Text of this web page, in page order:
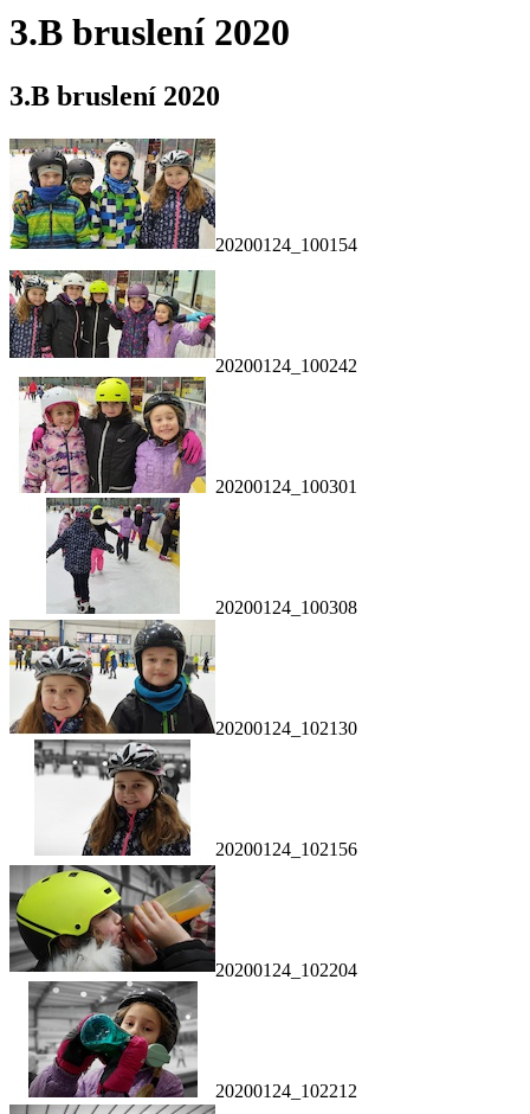
3.B bruslení 2020
3.B bruslení 2020
20200124_100154
20200124_100242
20200124_100301
20200124_100308
20200124_102130
20200124_102156
20200124_102204
20200124_102212